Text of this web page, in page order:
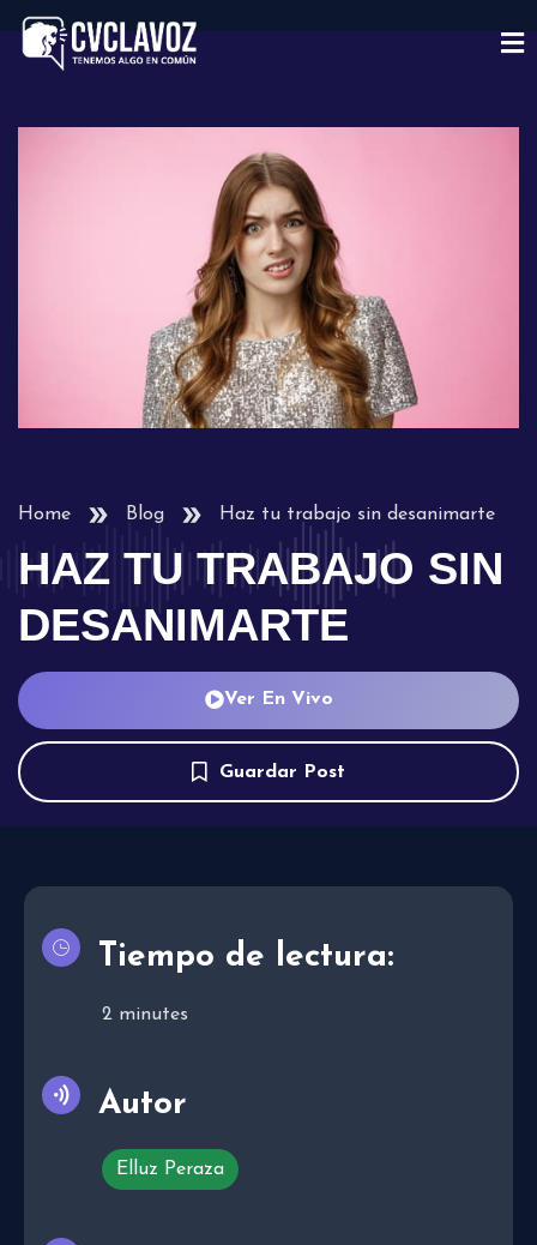
Home Blog Haz tu trabajo sin desanimarte
HAZ TU TRABAJO SIN
DESANIMARTE
Ver En Vivo
Guardar Post
Tiempo de lectura:
2 minutes
Autor
Elluz Peraza